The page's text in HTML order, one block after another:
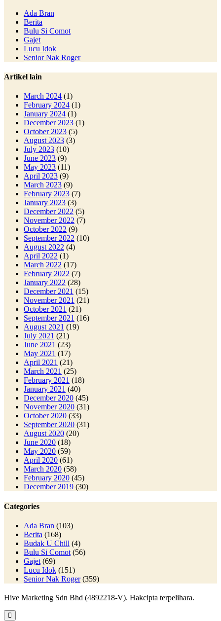
Ada Bran
Berita
Bulu Si Comot
Gajet
Lucu Idok
Senior Nak Roger
Artikel lain
March 2024 (1)
February 2024 (1)
January 2024 (1)
December 2023 (1)
October 2023 (5)
August 2023 (3)
July 2023 (10)
June 2023 (9)
May 2023 (11)
April 2023 (9)
March 2023 (9)
February 2023 (7)
January 2023 (3)
December 2022 (5)
November 2022 (7)
October 2022 (9)
September 2022 (10)
August 2022 (4)
April 2022 (1)
March 2022 (17)
February 2022 (7)
January 2022 (28)
December 2021 (15)
November 2021 (21)
October 2021 (21)
September 2021 (16)
August 2021 (19)
July 2021 (21)
June 2021 (23)
May 2021 (17)
April 2021 (21)
March 2021 (25)
February 2021 (18)
January 2021 (40)
December 2020 (45)
November 2020 (31)
October 2020 (33)
September 2020 (31)
August 2020 (20)
June 2020 (18)
May 2020 (59)
April 2020 (61)
March 2020 (58)
February 2020 (45)
December 2019 (30)
Categories
Ada Bran (103)
Berita (168)
Budak U Chill (4)
Bulu Si Comot (56)
Gajet (69)
Lucu Idok (151)
Senior Nak Roger(359)
Hive Marketing Sdn Bhd (4892218-V). Hakcipta terpelihara.